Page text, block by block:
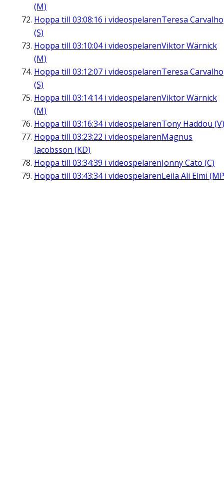
(M)
Hoppa till 03:08:16 i videospelarenTeresa Carvalho
(S)
Hoppa till 03:10:04i videospelarenViktor Wärnick
(M)
Hoppa till 03:12:07 i videospelarenTeresa Carvalho
(S)
Hoppa till 03:14:14i videospelarenViktor Wärnick
(M)
Hoppa till 03:16:34i videospelarenTony Haddou (V)
Hoppa till 03:23:22 i videospelarenMagnus
Jacobsson (KD)
Hoppa till 03:34:39 i videospelarenJonny Cato (C)
Hoppa till 03:43:34i videospelarenLeila Ali Elmi